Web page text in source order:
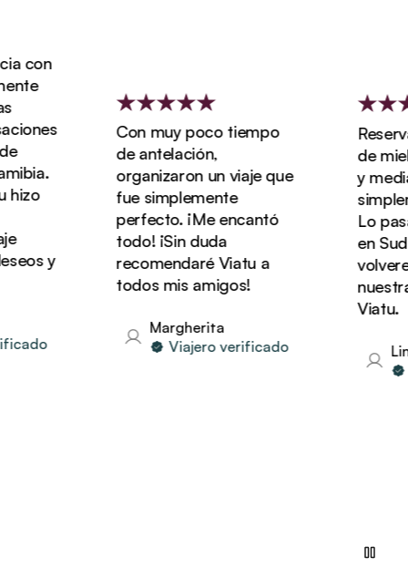
con
y
Con muy poco tiempo
de antelación,
organizaron un viaje que
fue simplemente
perfecto. ¡Me encantó
todo! ¡Sin duda
recomendaré Viatu a
todos mis amigos!
Margherita
Viajero verificado
de miel
y
Lo
en
Viatu.